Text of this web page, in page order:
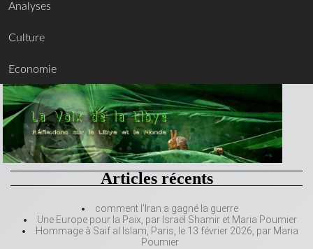
Analyses
Culture
Economie
Articles récents
comment l’Iran a gagné la guerre
Une Europe pour la Paix, par Israël Shamir et Maria Poumier
Hommage à Saif al Islam, Paris, le 13 février 2026, par Maria
Poumier